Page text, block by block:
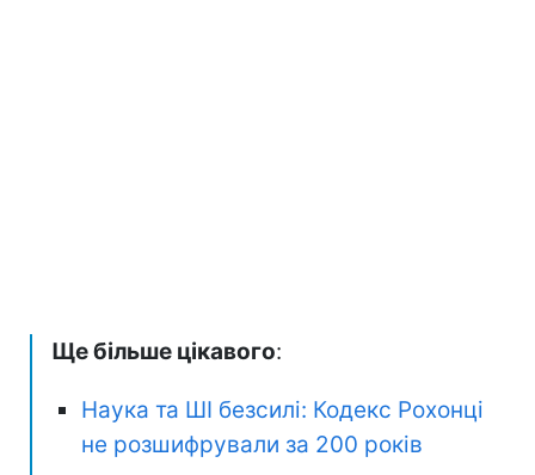
Ще більше цікавого:
Наука та ШІ безсилі: Кодекс Рохонці
не розшифрували за 200 років